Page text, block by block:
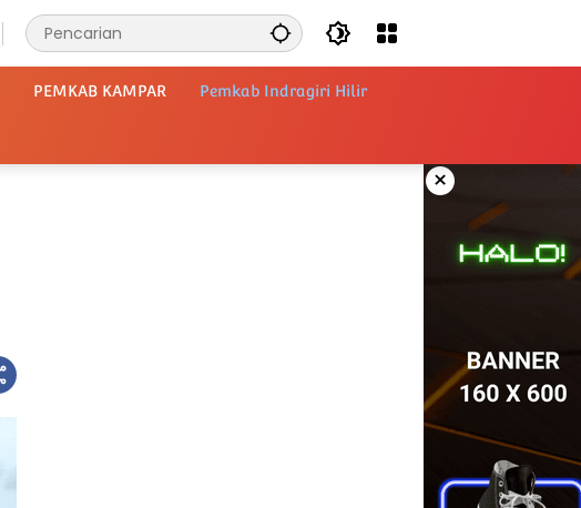
PEMKAB KAMPAR Pemkab Indragiri Hilir
×